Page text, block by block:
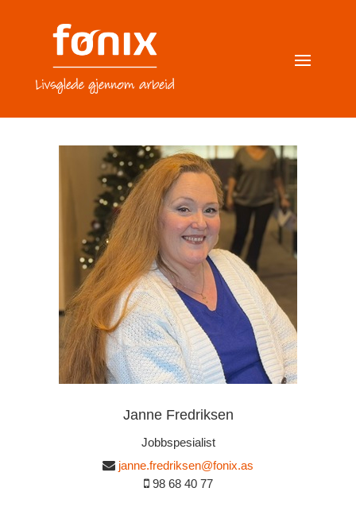
Janne Fredriksen
Jobbspesialist
98 68 40 77
janne.fredriksen@fonix.as